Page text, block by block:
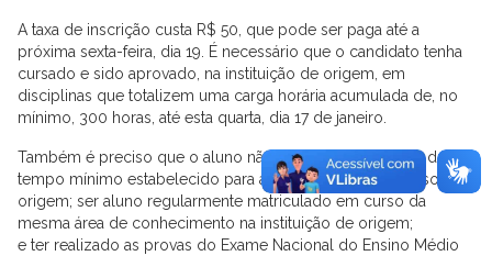
A taxa de inscrição custa R$ 50, que pode ser paga até a
próxima sexta-feira, dia 19. É necessário que o candidato tenha
cursado e sido aprovado, na instituição de origem, em
disciplinas que totalizem uma carga horária acumulada de, no
mínimo, 300 horas, até esta quarta, dia 17 de janeiro.
Também é preciso que o aluno não tenha superado 50% do
tempo mínimo estabelecido para a integralização do curso de
origem; ser aluno regularmente matriculado em curso da
mesma área de conhecimento na instituição de origem;
e ter realizado as provas do Exame Nacional do Ensino Médio